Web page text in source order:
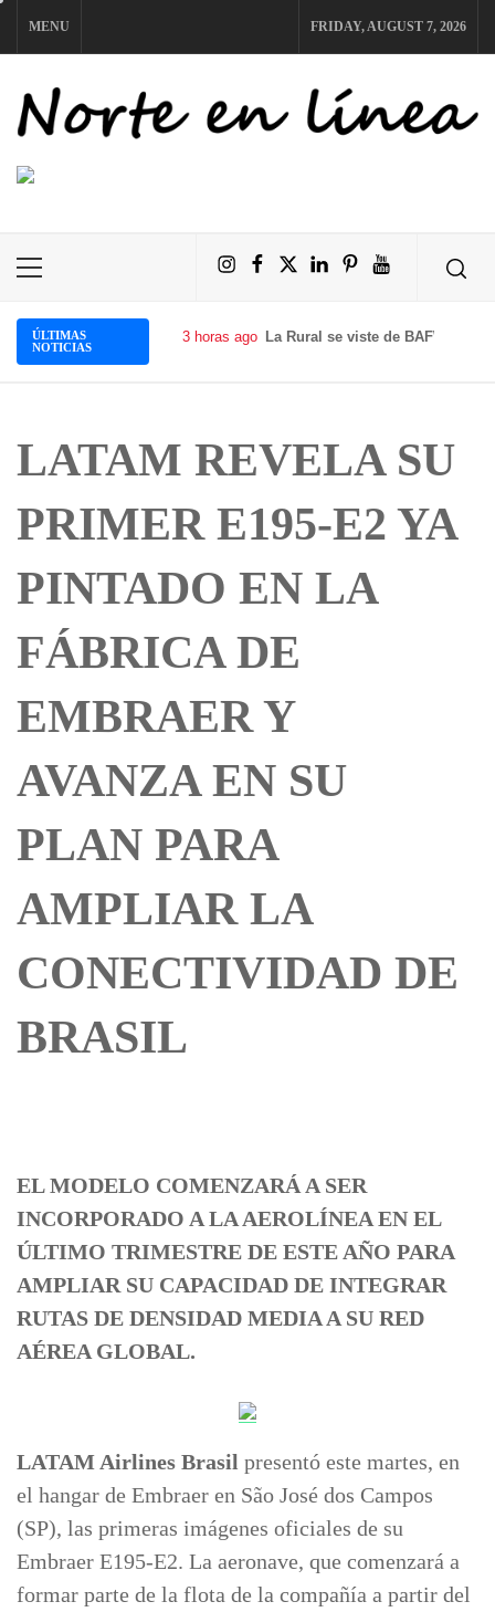
Skip
to
content
MENU FRIDAY, AUGUST 7, 2026
NORTE EN LÍNEA
Primary
InstagramFacebook
X LinkedInPinterestYouTube
ÚLTIMAS
NOTICIAS
3 horas ago La Rural se viste de BAFWEEK:
LATAM REVELA SU
PRIMER E195-E2 YA
PINTADO EN LA
FÁBRICA DE
EMBRAER Y
AVANZA EN SU
PLAN PARA
AMPLIAR LA
CONECTIVIDAD DE
BRASIL
EL MODELO COMENZARÁ A SER
INCORPORADO A LA AEROLÍNEA EN EL
ÚLTIMO TRIMESTRE DE ESTE AÑO PARA
AMPLIAR SU CAPACIDAD DE INTEGRAR
RUTAS DE DENSIDAD MEDIA A SU RED
AÉREA GLOBAL.
LATAM Airlines Brasil presentó este martes, en
el hangar de Embraer en São José dos Campos
(SP), las primeras imágenes oficiales de su
Embraer E195-E2. La aeronave, que comenzará a
formar parte de la flota de la compañía a partir del